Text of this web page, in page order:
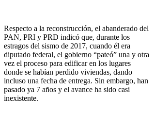
Respecto a la reconstrucción, el abanderado del
PAN, PRI y PRD indicó que, durante los
estragos del sismo de 2017, cuando él era
diputado federal, el gobierno “pateó” una y otra
vez el proceso para edificar en los lugares
donde se habían perdido viviendas, dando
incluso una fecha de entrega. Sin embargo, han
pasado ya 7 años y el avance ha sido casi
inexistente.